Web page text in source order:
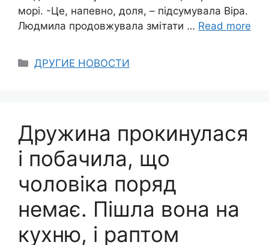
морі. -Це, напевно, доля, – підсумувала Віра.
Людмила продовжувала змітати … Read more
Categories
ДРУГИЕ НОВОСТИ
Дружина прокинулася
і побачила, що
чоловіка поряд
немає. Пішла вона на
кухню, і раптом